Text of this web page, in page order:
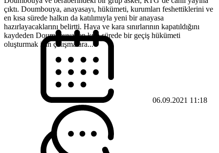
çıktı. Doumbouya, anayasayı, hükümeti, kurumları feshettiklerini ve
en kısa sürede halkın da katılımıyla yeni bir anayasa
hazırlayacaklarını belirtti. Hava ve kara sınırlarının kapatıldığını
kaydeden Doumbouya, en kısa sürede bir geçiş hükümeti
oluşturmak için çalışmalara...
06.09.2021 11:18